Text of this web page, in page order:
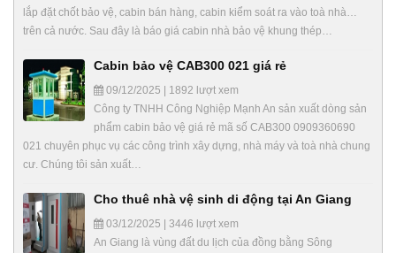
lắp đặt chốt bảo vệ, cabin bán hàng, cabin kiểm soát ra vào toà nhà…
trên cả nước. Sau đây là báo giá cabin nhà bảo vệ khung thép…
Cabin bảo vệ CAB300 021 giá rẻ
09/12/2025 | 1892 lượt xem
Công ty TNHH Công Nghiệp Mạnh An sản xuất dòng sản
phẩm cabin bảo vệ giá rẻ mã số CAB300 0909360690
021 chuyên phục vụ các công trình xây dựng, nhà máy và toà nhà chung
cư. Chúng tôi sản xuất…
Cho thuê nhà vệ sinh di động tại An Giang
03/12/2025 | 3446 lượt xem
An Giang là vùng đất du lịch của đồng bằng Sông